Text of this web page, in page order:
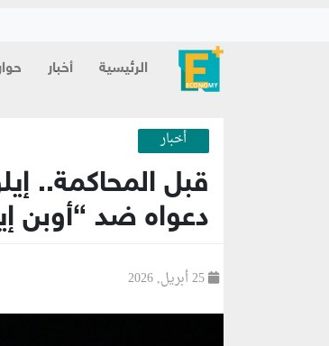
الرئيسية أخبار
أخبار
قبل المحاكمة..
دعواه ضد “أوبن